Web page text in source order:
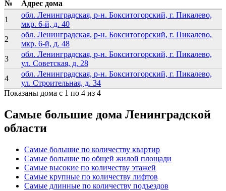
№
Адрес дома
1
обл. Ленинградская, р-н. Бокситогорский, г. Пикалево,
мкр. 6-й, д. 40
2
обл. Ленинградская, р-н. Бокситогорский, г. Пикалево,
мкр. 6-й, д. 48
3
обл. Ленинградская, р-н. Бокситогорский, г. Пикалево,
ул. Советская, д. 28
4
обл. Ленинградская, р-н. Бокситогорский, г. Пикалево,
ул. Строительная, д. 34
Показаны дома с 1 по 4 из 4
Самые большие дома Ленинградской
области
Самые большие по количеству квартир
Самые большие по общей жилой площади
Самые высокие по количеству этажей
Самые крупные по количеству лифтов
Самые длинные по количеству подъездов